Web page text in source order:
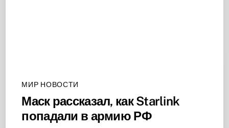
МИР НОВОСТИ
Маск рассказал, как Starlink
попадали в армию РФ